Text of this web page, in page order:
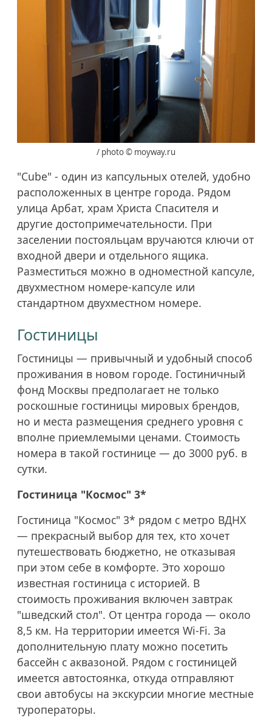
/ photo © moyway.ru
"Cube" - один из капсульных отелей, удобно
расположенных в центре города. Рядом
улица Арбат, храм Христа Спасителя и
другие достопримечательности. При
заселении постояльцам вручаются ключи от
входной двери и отдельного ящика.
Разместиться можно в одноместной капсуле,
двухместном номере-капсуле или
стандартном двухместном номере.
Гостиницы
Гостиницы — привычный и удобный способ
проживания в новом городе. Гостиничный
фонд Москвы предполагает не только
роскошные гостиницы мировых брендов,
но и места размещения среднего уровня с
вполне приемлемыми ценами. Стоимость
номера в такой гостинице — до 3000 руб. в
сутки.
Гостиница "Космос" 3*
Гостиница "Космос" 3* рядом с метро ВДНХ
— прекрасный выбор для тех, кто хочет
путешествовать бюджетно, не отказывая
при этом себе в комфорте. Это хорошо
известная гостиница с историей. В
стоимость проживания включен завтрак
"шведский стол". От центра города — около
8,5 км. На территории имеется Wi-Fi. За
дополнительную плату можно посетить
бассейн с аквазоной. Рядом с гостиницей
имеется автостоянка, откуда отправляют
свои автобусы на экскурсии многие местные
туроператоры.